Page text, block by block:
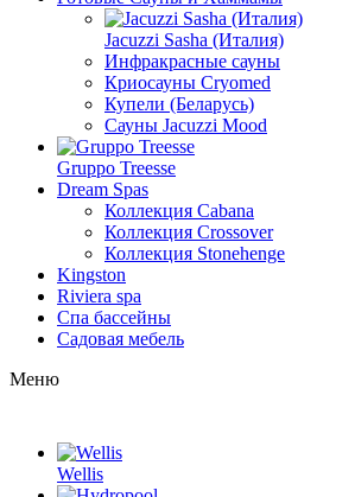
Jacuzzi Sasha (Италия)
Инфракрасные сауны
Криосауны Cryomed
Купели (Беларусь)
Сауны Jacuzzi Mood
Gruppo Treesse
Dream Spas
Коллекция Cabana
Коллекция Crossover
Коллекция Stonehenge
Kingston
Riviera spa
Спа бассейны
Садовая мебель
Меню
Wellis